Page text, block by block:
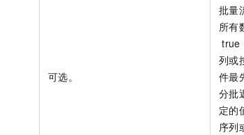
可选。
批量
所有
true
列或
件最
分批
定的
序列